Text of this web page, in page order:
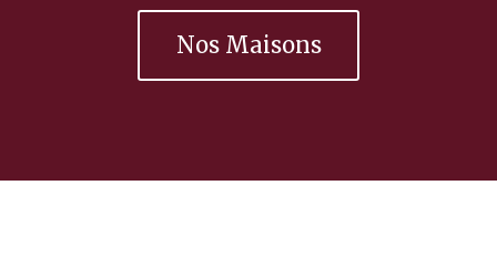
Nos Maisons